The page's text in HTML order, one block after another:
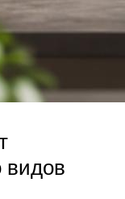
видов